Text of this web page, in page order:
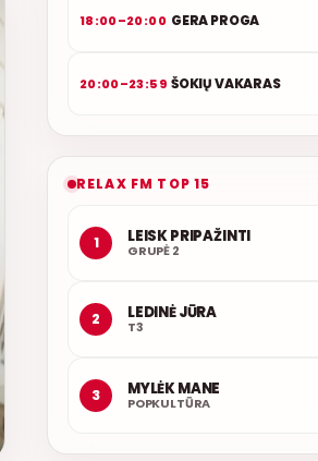
18:00–20:00 GERA PROGA
20:00–23:59 ŠOKIŲ VAKARAS
RELAX FM TOP 15
1 LEISK PRIPAŽINTI
GRUPĖ 2
2 LEDINĖ JŪRA
T3
3 MYLĖK MANE
POPKULTŪRA